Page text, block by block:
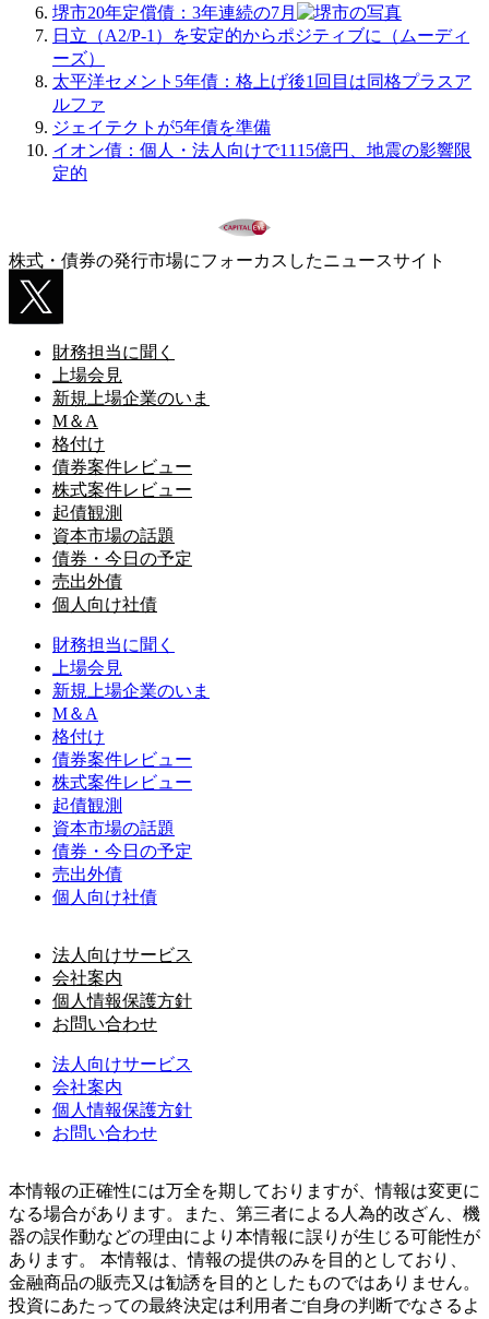
堺市20年定償債：3年連続の7月
日立（A2/P-1）を安定的からポジティブに（ムーディ
ーズ）
太平洋セメント5年債：格上げ後1回目は同格プラスア
ルファ
ジェイテクトが5年債を準備
イオン債：個人・法人向けで1115億円、地震の影響限
定的
株式・債券の発行市場にフォーカスしたニュースサイト
財務担当に聞く
上場会見
新規上場企業のいま
M＆A
格付け
債券案件レビュー
株式案件レビュー
起債観測
資本市場の話題
債券・今日の予定
売出外債
個人向け社債
財務担当に聞く
上場会見
新規上場企業のいま
M＆A
格付け
債券案件レビュー
株式案件レビュー
起債観測
資本市場の話題
債券・今日の予定
売出外債
個人向け社債
法人向けサービス
会社案内
個人情報保護方針
お問い合わせ
法人向けサービス
会社案内
個人情報保護方針
お問い合わせ
本情報の正確性には万全を期しておりますが、情報は変更に
なる場合があります。また、第三者による人為的改ざん、機
器の誤作動などの理由により本情報に誤りが生じる可能性が
あります。 本情報は、情報の提供のみを目的としており、
金融商品の販売又は勧誘を目的としたものではありません。
投資にあたっての最終決定は利用者ご自身の判断でなさるよ